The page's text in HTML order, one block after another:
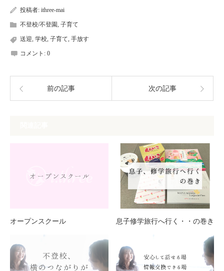
投稿者: ithree-mai
不登校/不登園, 子育て
送迎, 学校, 子育て, 手放す
コメント: 0
前の記事 次の記事
オープンスクール 息子修学旅行へ行く・・の巻き